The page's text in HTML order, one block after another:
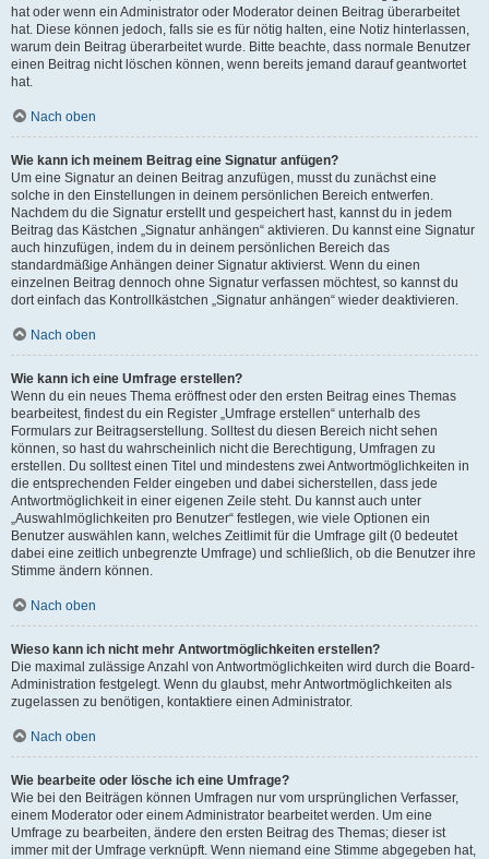
hat oder wenn ein Administrator oder Moderator deinen Beitrag überarbeitet
hat. Diese können jedoch, falls sie es für nötig halten, eine Notiz hinterlassen,
warum dein Beitrag überarbeitet wurde. Bitte beachte, dass normale Benutzer
einen Beitrag nicht löschen können, wenn bereits jemand darauf geantwortet
hat.
Nach oben
Wie kann ich meinem Beitrag eine Signatur anfügen?
Um eine Signatur an deinen Beitrag anzufügen, musst du zunächst eine
solche in den Einstellungen in deinem persönlichen Bereich entwerfen.
Nachdem du die Signatur erstellt und gespeichert hast, kannst du in jedem
Beitrag das Kästchen „Signatur anhängen“ aktivieren. Du kannst eine Signatur
auch hinzufügen, indem du in deinem persönlichen Bereich das
standardmäßige Anhängen deiner Signatur aktivierst. Wenn du einen
einzelnen Beitrag dennoch ohne Signatur verfassen möchtest, so kannst du
dort einfach das Kontrollkästchen „Signatur anhängen“ wieder deaktivieren.
Nach oben
Wie kann ich eine Umfrage erstellen?
Wenn du ein neues Thema eröffnest oder den ersten Beitrag eines Themas
bearbeitest, findest du ein Register „Umfrage erstellen“ unterhalb des
Formulars zur Beitragserstellung. Solltest du diesen Bereich nicht sehen
können, so hast du wahrscheinlich nicht die Berechtigung, Umfragen zu
erstellen. Du solltest einen Titel und mindestens zwei Antwortmöglichkeiten in
die entsprechenden Felder eingeben und dabei sicherstellen, dass jede
Antwortmöglichkeit in einer eigenen Zeile steht. Du kannst auch unter
„Auswahlmöglichkeiten pro Benutzer“ festlegen, wie viele Optionen ein
Benutzer auswählen kann, welches Zeitlimit für die Umfrage gilt (0 bedeutet
dabei eine zeitlich unbegrenzte Umfrage) und schließlich, ob die Benutzer ihre
Stimme ändern können.
Nach oben
Wieso kann ich nicht mehr Antwortmöglichkeiten erstellen?
Die maximal zulässige Anzahl von Antwortmöglichkeiten wird durch die Board-
Administration festgelegt. Wenn du glaubst, mehr Antwortmöglichkeiten als
zugelassen zu benötigen, kontaktiere einen Administrator.
Nach oben
Wie bearbeite oder lösche ich eine Umfrage?
Wie bei den Beiträgen können Umfragen nur vom ursprünglichen Verfasser,
einem Moderator oder einem Administrator bearbeitet werden. Um eine
Umfrage zu bearbeiten, ändere den ersten Beitrag des Themas; dieser ist
immer mit der Umfrage verknüpft. Wenn niemand eine Stimme abgegeben hat,